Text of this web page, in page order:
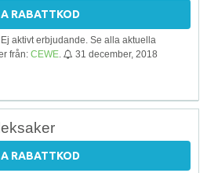
RABATTKOD
aktivt erbjudande. Se alla aktuella
från: CEWE 31 december, 2018
RABATTKOD